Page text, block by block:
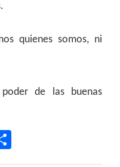
quienes somos, ni
de las buenas